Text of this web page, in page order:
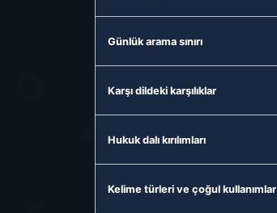
Günlük arama sınırı
Karşı dildeki karşılıklar
Hukuk dalı kırılımları
Kelime türleri ve çoğul kullanımlar